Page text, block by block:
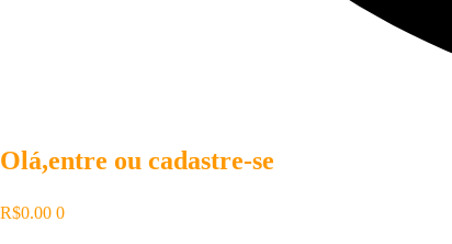
Olá,entre ou cadastre-se
R$0.00 0